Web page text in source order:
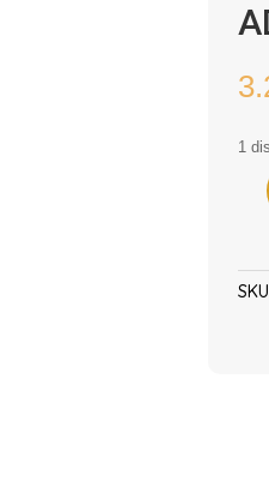
1